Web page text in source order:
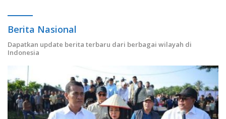
Berita Nasional
Dapatkan update berita terbaru dari berbagai wilayah di
Indonesia